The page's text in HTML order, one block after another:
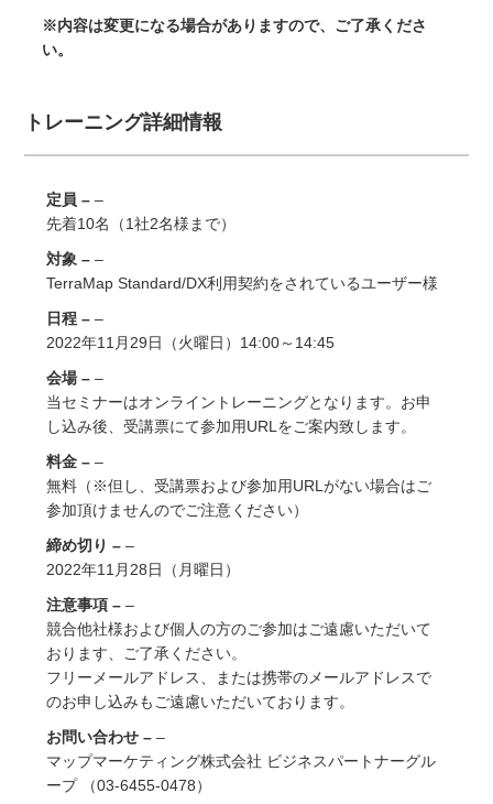
※内容は変更になる場合がありますので、ご了承くださ
い。
トレーニング詳細情報
定員 –
先着10名（1社2名様まで）
対象 –
TerraMap Standard/DX利用契約をされているユーザー様
日程 –
2022年11月29日（火曜日）14:00～14:45
会場 –
当セミナーはオンライントレーニングとなります。お申
し込み後、受講票にて参加用URLをご案内致します。
料金 –
無料（※但し、受講票および参加用URLがない場合はご
参加頂けませんのでご注意ください）
締め切り –
2022年11月28日（月曜日）
注意事項 –
競合他社様および個人の方のご参加はご遠慮いただいて
おります、ご了承ください。
フリーメールアドレス、または携帯のメールアドレスで
のお申し込みもご遠慮いただいております。
お問い合わせ –
マップマーケティング株式会社 ビジネスパートナーグル
ープ （03-6455-0478）